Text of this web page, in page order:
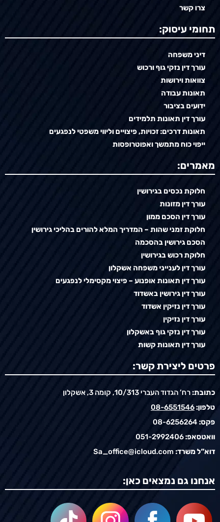
צרו קשר
תחומי עיסוק:
דיני משפחה
עורך דין נזקי גוף ורכוש
צוואות וירושות
תאונות עבודה
ידועים בציבור
עורך דין תאונות תלמידים
תאונות דרכים: זכויות, פיצויים וליווי משפטי לנפגעים
ייפוי כוח מתמשך ואפוטרופסות
מאמרים:
חלוקת נכסים בגירושין
עורך דין מזונות
עורך דין הסכם ממון
חלוקת זמני שהות – המדריך המלא להורים בהליכי גירושין
הסכם גירושין בהסכמה
חלוקת רכוש בגירושין
עורך דין לענייני משפחה אשקלון
עורך דין תאונות אופנוע – פיצוי מקסימלי לנפגעים
עורך דין גירושין באשדוד
עורך דין נזיקין אשדוד
עורך דין נזיקין
עורך דין נזקי גוף באשקלון
עורך דין תאונות קשות
פרטים ליצירת קשר:
כתובת:רח’ הגדוד העברי 10/313, קומה 3, אשקלון
טלפון:08-6551546
פקס:08-6256264
וואטסאפ:051-2992406
דוא”ל משרד: Sa_office@icloud.com
אנחנו גם נמצאים כאן: